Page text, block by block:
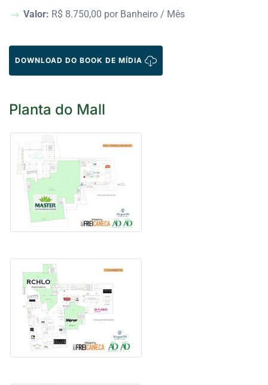
Valor: R$ 8.750,00 por Banheiro / Mês
DOWNLOAD DO BOOK DE MÍDIA
Planta do Mall